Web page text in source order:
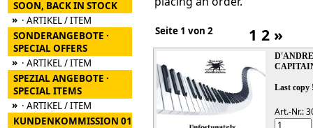
SOON, BACK IN STOCK
» · ARTIKEL / ITEM
SONDERANGEBOTE ·
SPECIAL OFFERS
» · ARTIKEL / ITEM
SPEZIAL ANGEBOTE ·
SPECIAL ITEMS
» · ARTIKEL / ITEM
KUNDENKOMMISSION 01
Seite 1 von 2 1 2 »
Last copy
Art.-Nr.: